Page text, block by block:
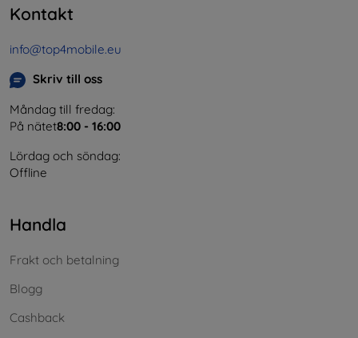
Kontakt
info@top4mobile.eu
Skriv till oss
Måndag till fredag:
På nätet8:00 - 16:00
Lördag och söndag:
Offline
Handla
Frakt och betalning
Blogg
Cashback